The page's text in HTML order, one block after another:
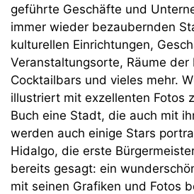
geführte Geschäfte und
immer wieder bezaubernden
kulturellen Einrichtungen,
Veranstaltungsorte, Räume der
Cocktailbars und vieles mehr.
illustriert mit exzellenten Fotos
Buch eine Stadt, die auch mit
werden auch einige Stars
Hidalgo, die erste
bereits gesagt: ein
mit seinen Grafiken und Fotos